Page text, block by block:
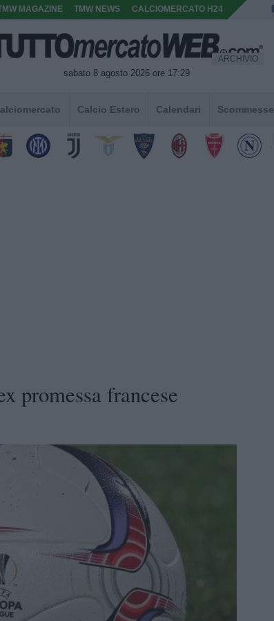
MAGAZINE TMW NEWS CALCIOMERCATO H24
sabato 8 agosto 2026 ore 17:29
ARCHIVIO
Calcio Estero Calendari Scommesse
promessa francese